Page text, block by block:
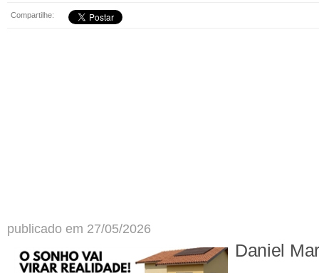
Compartilhe:
publicado em 27/05/2026
Daniel